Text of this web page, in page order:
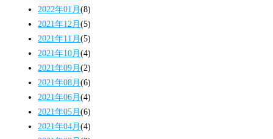
2022年01月(8)
2021年12月(5)
2021年11月(5)
2021年10月(4)
2021年09月(2)
2021年08月(6)
2021年06月(4)
2021年05月(6)
2021年04月(4)